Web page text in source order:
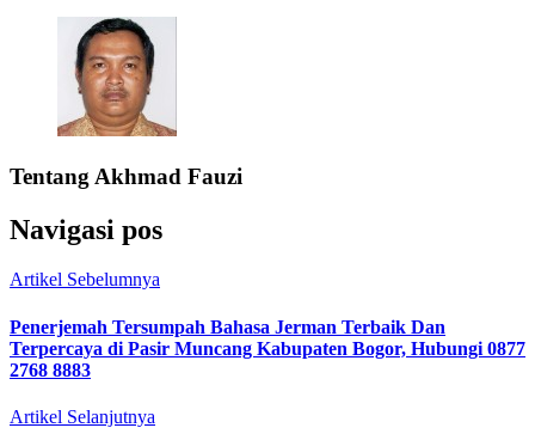
Tentang Akhmad Fauzi
Navigasi pos
Artikel Sebelumnya
Penerjemah Tersumpah Bahasa Jerman Terbaik Dan
Terpercaya di Pasir Muncang Kabupaten Bogor, Hubungi 0877
2768 8883
Artikel Selanjutnya